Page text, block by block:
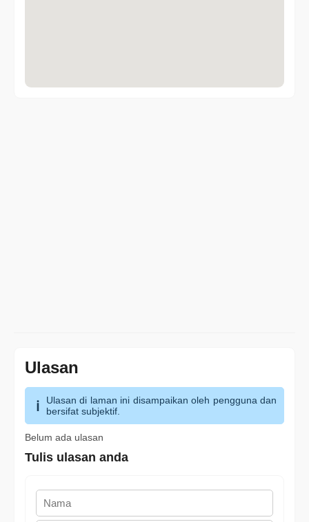
Ulasan
Ulasan di laman ini disampaikan oleh pengguna dan
bersifat subjektif.
Belum ada ulasan
Tulis ulasan anda